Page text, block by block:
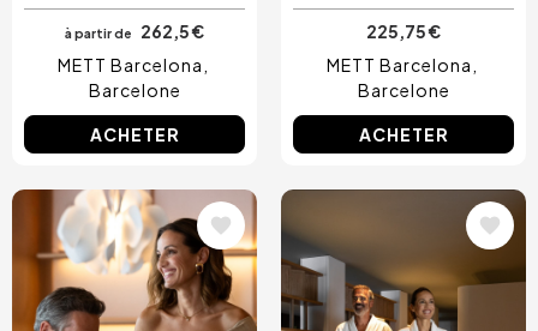
à partir de
262,5 €
METT Barcelona
Barcelone
ACHETER
225,75 €
METT Barcelona
Barcelone
ACHETER
Image Image